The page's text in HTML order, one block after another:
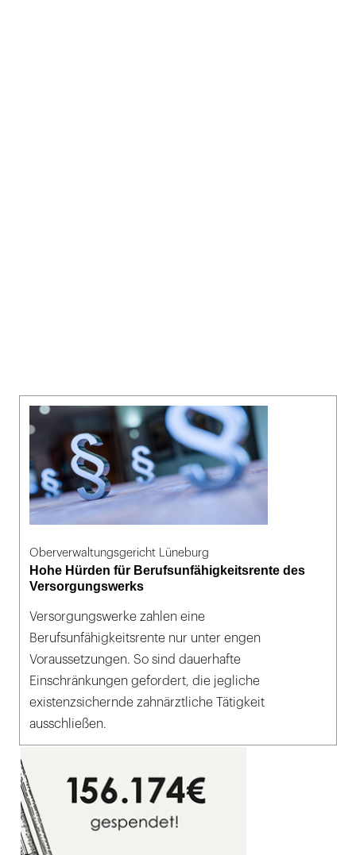
Oberverwaltungsgericht Lüneburg
Hohe Hürden für Berufsunfähigkeitsrente des
Versorgungswerks
Versorgungswerke zahlen eine
Berufsunfähigkeitsrente nur unter engen
Voraussetzungen. So sind dauerhafte
Einschränkungen gefordert, die jegliche
existenzsichernde zahnärztliche Tätigkeit
ausschließen.